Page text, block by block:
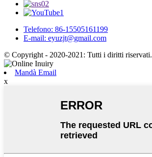
Telefono: 86-15505161199
E-mail: eyuzjt@gmail.com
© Copyright - 2020-2021: Tutti i diritti riservati.
Mandà Email
x